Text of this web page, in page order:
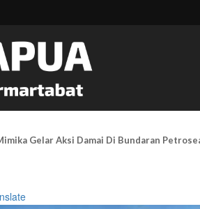
Gelar Aksi Damai Di Bundaran